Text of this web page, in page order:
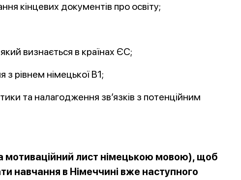
кінцевих документів про освіту;
визнається в країнах ЄС;
з рівнем німецької В1;
та налагодження зв’язків з потенційним
мотиваційний лист німецькою мовою), щоб
навчання в Німеччині вже наступного